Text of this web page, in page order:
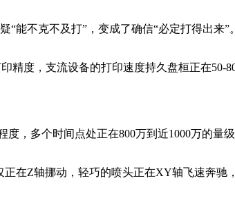
不克不及打”，变成了确信“必定打得出来”。
度，支流设备的打印速度持久盘桓正在50-
，多个时间点处正在800万到近1000万的量级
Z轴挪动，轻巧的喷头正在XY轴飞速奔驰，